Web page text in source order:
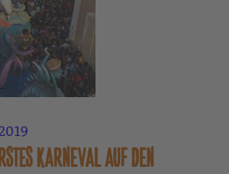
KARNEVAL AUF DEN